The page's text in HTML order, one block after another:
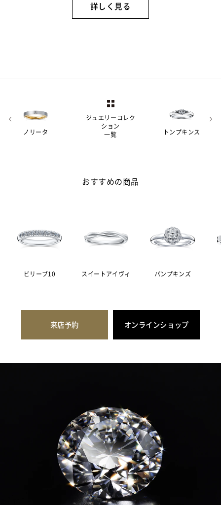
詳しく見る
ジュエリーコレク
ション
一覧
ノリータ トンプキンス
おすすめの商品
ビリーブ10 スイートアイヴィ パンプキンズ
来店予約 オンラインショップ